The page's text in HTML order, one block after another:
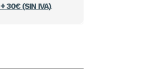
30€ (SIN IVA).